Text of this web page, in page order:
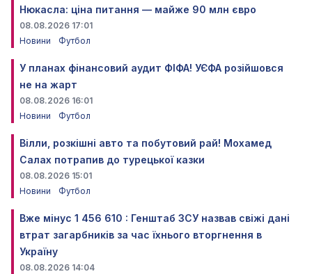
Нюкасла: ціна питання — майже 90 млн євро
08.08.2026 17:01
Новини
Футбол
У планах фінансовий аудит ФІФА! УЄФА розійшовся
не на жарт
08.08.2026 16:01
Новини
Футбол
Вілли, розкішні авто та побутовий рай! Мохамед
Салах потрапив до турецької казки
08.08.2026 15:01
Новини
Футбол
Вже мінус 1 456 610 : Генштаб ЗСУ назвав свіжі дані
втрат загарбників за час їхнього вторгнення в
Україну
08.08.2026 14:04